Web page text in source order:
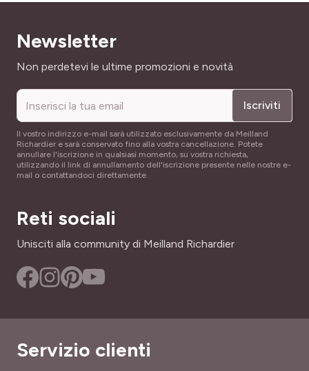
Newsletter
Indirizzo email
Non perdetevi le ultime promozioni e novità
Iscriviti
Il vostro indirizzo e-mail sarà utilizzato esclusivamente da Meilland
Richardier e sarà conservato fino alla vostra cancellazione. Potete
annullare l'iscrizione in qualsiasi momento, su vostra richiesta,
utilizzando il link di annullamento dell'iscrizione presente nelle nostre e-
mail o contattandoci direttamente.
Reti sociali
Unisciti alla community di Meilland Richardier
Servizio clienti